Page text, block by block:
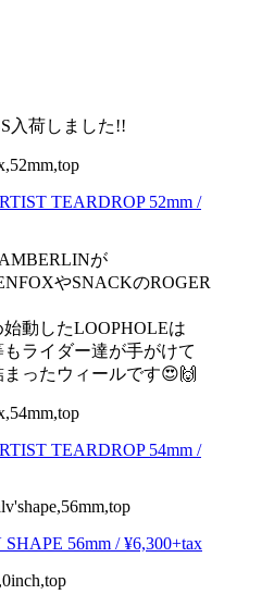
入荷しました!!
TEARDROP 52mm /
が
やSNACKのROGER
動したLOOPHOLEは
ライダー達が手がけて
ったウィールです😍🙌
TEARDROP 54mm /
56mm / ¥6,300+tax